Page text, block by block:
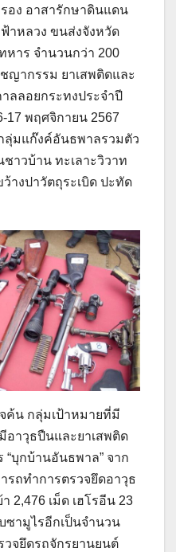
อง อาสารักษาดินแดน
าหลวง ขนส่งจังหวัด
หาร จำนวนกว่า 200
ญากรรม ยาเสพติดและ
ลลอยกระทงประจำปี
17 พฤศจิกายน 2567
ลุ่มแก๊งค์อันธพาลรวมตัว
าวบ้าน ทะเลาะวิวาท
างปาวัตถุระเบิด ปะทัด
ค้น กลุ่มเป้าหมายที่มี
อาวุธปืนและยาเสพติด
บุกบ้านอันธพาล” จาก
รถทำการตรวจยึดอาวุธ
2,476 เม็ด เฮโรอีน 23
ซามูไรอีกเป็นจำนวน
จยึดรถจักรยานยนต์